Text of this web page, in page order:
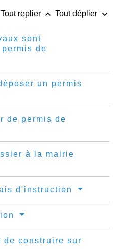
Tout replier keyboard_arrow_up Tout déplier keyboard_arrow_down
sont
de
un permis
de permis de
à la mairie
d'instruction
construire sur